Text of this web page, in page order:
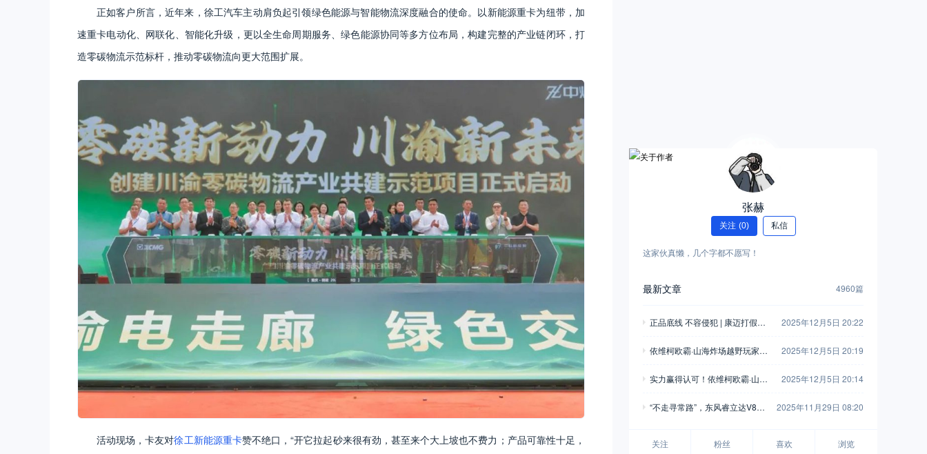
正如客户所言，近年来，徐工汽车主动肩负起引领绿色能源与智能物流深度融合的使命。以新能源重卡为纽带，加
速重卡电动化、网联化、智能化升级，更以全生命周期服务、绿色能源协同等多方位布局，构建完整的产业链闭环，打
造零碳物流示范标杆，推动零碳物流向更大范围扩展。
活动现场，卡友对徐工新能源重卡赞不绝口，“开它拉起砂来很有劲，甚至来个大上坡也不费力；产品可靠性十足，
张赫
关注 (0) 私信
这家伙真懒，几个字都不愿写！
最新文章 4960篇
正品底线 不容侵犯 | 康迈打假胜
2025年12月5日 20:22
依维柯欧霸·山海炸场越野玩家车
2025年12月5日 20:19
实力赢得认可！依维柯欧霸·山海
2025年12月5日 20:14
“不走寻常路”，东风睿立达V8E
2025年11月29日 08:20
关注 粉丝 喜欢 浏览